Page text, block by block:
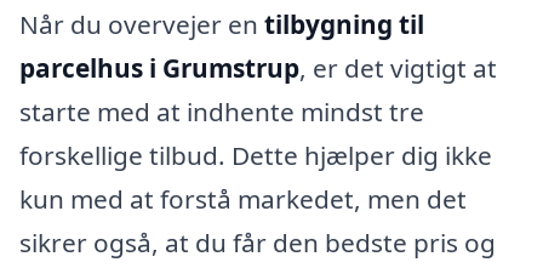
Når du overvejer en tilbygning til
parcelhus i Grumstrup, er det vigtigt at
starte med at indhente mindst tre
forskellige tilbud. Dette hjælper dig ikke
kun med at forstå markedet, men det
sikrer også, at du får den bedste pris og